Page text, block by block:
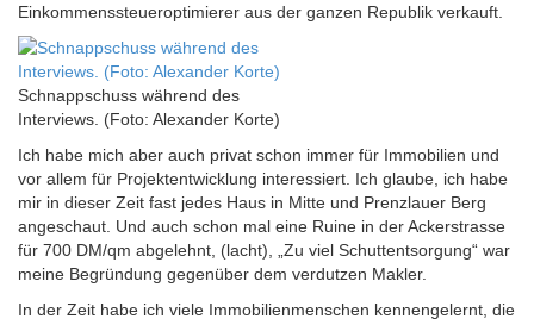
Einkommenssteueroptimierer aus der ganzen Republik verkauft.
Schnappschuss während des
Interviews. (Foto: Alexander Korte)
Ich habe mich aber auch privat schon immer für Immobilien und
vor allem für Projektentwicklung interessiert. Ich glaube, ich habe
mir in dieser Zeit fast jedes Haus in Mitte und Prenzlauer Berg
angeschaut. Und auch schon mal eine Ruine in der Ackerstrasse
für 700 DM/qm abgelehnt, (lacht), „Zu viel Schuttentsorgung“ war
meine Begründung gegenüber dem verdutzen Makler.
In der Zeit habe ich viele Immobilienmenschen kennengelernt, die